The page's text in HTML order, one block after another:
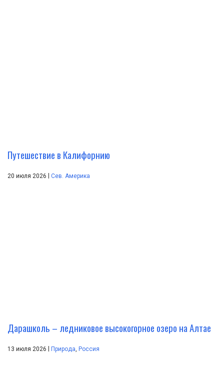
Путешествие в Калифорнию
20 июля 2026 | Сев. Америка
Дарашколь – ледниковое высокогорное озеро на Алтае
13 июля 2026 | Природа Россия